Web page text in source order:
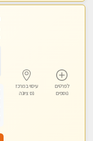
לפרטים
נוספים
עיסוי במרכז
נס ציונה